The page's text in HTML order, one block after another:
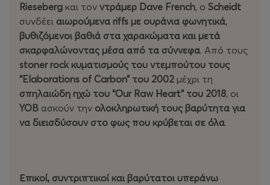
Rieseberg και τον ντράμερ Dave French, ο Scheidt
συνδέει αιωρούμενα riffs με ουράνια φωνητικά,
βυθιζόμενοι βαθιά στα χαρακώματα και μετά
σκαρφαλώνοντας μέσα από τα σύννεφα. Από τους
stoner rock κυματισμούς του ντεμπούτου τους
“Elaborations of Carbon” του 2002 μέχρι τη
σπηλαιώδη ηχώ του “Our Raw Heart” του 2018, οι
YOB ασκούν την ολοκληρωτική τους βαρύτητα για
να διεισδύσουν στο φως που κρύβεται σε όλα.
Επικοί, συντριπτικοί και βαρύτατοι υπεράνω